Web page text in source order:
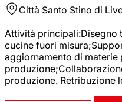
Città Santo Stino di
Attività principali:Disegno
cucine fuori
aggiornamento di
produzione. Retribuzione